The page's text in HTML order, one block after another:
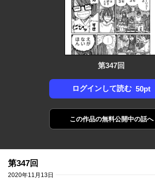
第347回
ログインして読む 50pt
この作品の無料公開中の話へ
第347回
2020年11月13日